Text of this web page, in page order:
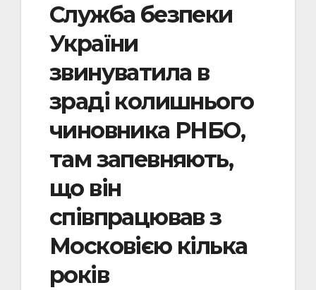
Служба безпеки
України
звинуватила в
зраді колишнього
чиновника РНБО,
там запевняють,
що він
співпрацював з
Московією кілька
років